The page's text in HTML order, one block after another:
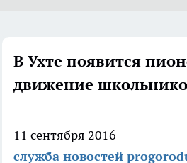
В Ухте появится
движение
11 сентября 2016
служба новостей